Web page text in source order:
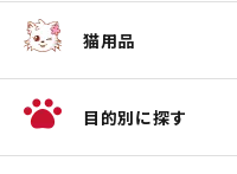
猫用品
目的別に探す